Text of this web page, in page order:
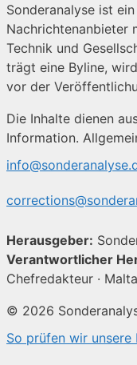
Sonderanalyse ist
Nachrichtenanbieter
Technik und
trägt eine Byline,
vor der
Die Inhalte dienen
Information.
Herausgeber:
Verantwortlicher
Chefredakteur ·
© 2026
So prüfen wir